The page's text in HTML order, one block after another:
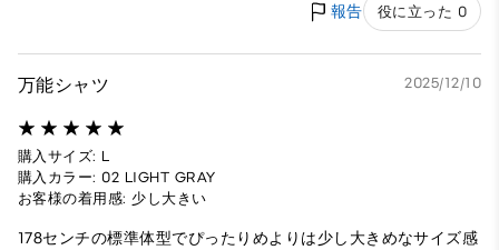
報告 役に立った 0
万能シャツ 2025/12/10
購入サイズ: L
購入カラー: 02 LIGHT GRAY
お客様の着用感: 少し大きい
178センチの標準体型でぴったりめよりは少し大きめなサイズ感